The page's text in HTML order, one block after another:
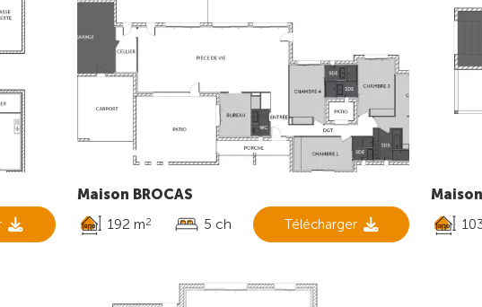
Maison BROCAS
192 m2 5 ch Télécharger